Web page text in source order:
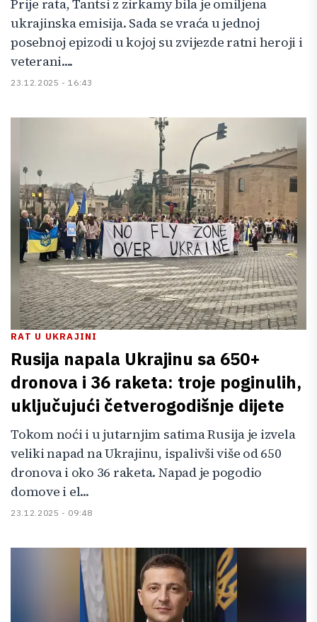
Prije rata, Tantsi z zirkamy bila je omiljena
ukrajinska emisija. Sada se vraća u jednoj
posebnoj epizodi u kojoj su zvijezde ratni heroji i
veterani....
23.12.2025 - 16:43
RAT U UKRAJINI
Rusija napala Ukrajinu sa 650+
dronova i 36 raketa: troje poginulih,
uključujući četverogodišnje dijete
Tokom noći i u jutarnjim satima Rusija je izvela
veliki napad na Ukrajinu, ispalivši više od 650
dronova i oko 36 raketa. Napad je pogodio
domove i el...
23.12.2025 - 09:48